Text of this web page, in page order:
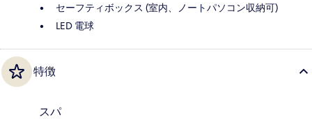
セーフティボックス (室内、ノートパソコン収納可)
LED 電球
特徴
スパ